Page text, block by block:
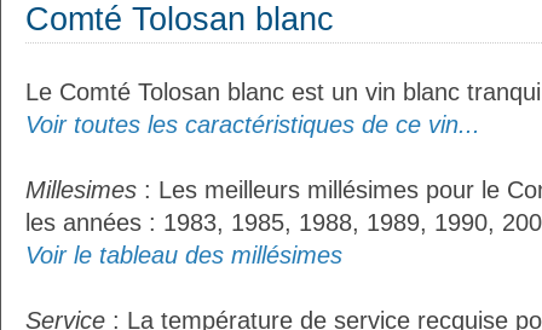
Comté Tolosan blanc
Le Comté Tolosan blanc est un vin blanc
Voir toutes les caractéristiques de ce vin...
Millesimes : Les meilleurs millésimes pour le
les années : 1983, 1985, 1988, 1989, 1990,
Voir le tableau des millésimes
Service : La température de service recquise